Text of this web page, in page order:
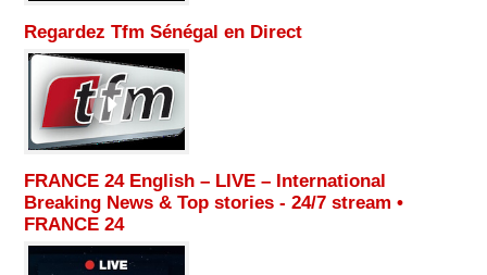
Regardez Tfm Sénégal en Direct
FRANCE 24 English – LIVE – International
Breaking News & Top stories - 24/7 stream •
FRANCE 24